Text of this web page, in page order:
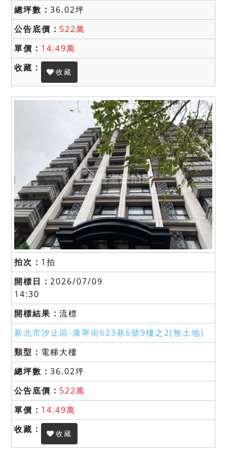
36.02坪
522萬
14.49萬
收藏
1拍
2026/07/09
14:30
流標
新北市汐止區-康寧街623巷6號9樓之2(無土地)
電梯大樓
36.02坪
522萬
14.49萬
收藏